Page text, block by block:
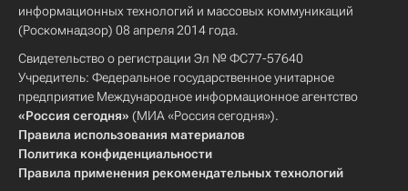
информационных технологий и массовых коммуникаций
(Роскомнадзор) 08 апреля 2014 года.
Свидетельство о регистрации Эл № ФС77-57640
Учредитель: Федеральное государственное унитарное
предприятие Международное информационное агентство
«Россия сегодня» (МИА «Россия сегодня»).
Правила использования материалов
Политика конфиденциальности
Правила применения рекомендательных технологий